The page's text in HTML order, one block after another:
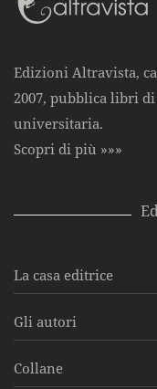
Edizioni Altravista,
2007, pubblica libri
universitaria.
Scopri di più »»»
La casa editrice
Gli autori
Collane